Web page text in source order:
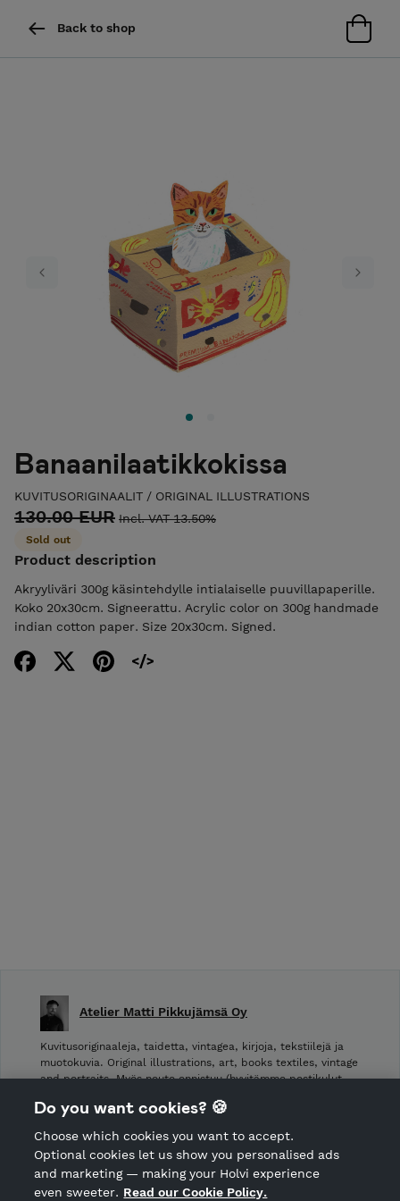
Back to shop
Previous Next
Banaanilaatikkokissa
KUVITUSORIGINAALIT / ORIGINAL ILLUSTRATIONS
130.00 EUR Incl. VAT 13.50%
Sold out
Product description
Akryyliväri 300g käsintehdylle intialaiselle puuvillapaperille.
Koko 20x30cm. Signeerattu. Acrylic color on 300g handmade
indian cotton paper. Size 20x30cm. Signed.
Atelier Matti Pikkujämsä Oy
Kuvitusoriginaaleja, taidetta, vintagea, kirjoja, tekstiilejä ja
muotokuvia. Original illustrations, art, books textiles, vintage
and portraits. Myös nouto onnistuu (hyvitämme postikulut
CANCEL ORDER
Do you want cookies? 🍪
Choose which cookies you want to accept.
Optional cookies let us show you personalised ads
and marketing — making your Holvi experience
even sweeter. Read our Cookie Policy.